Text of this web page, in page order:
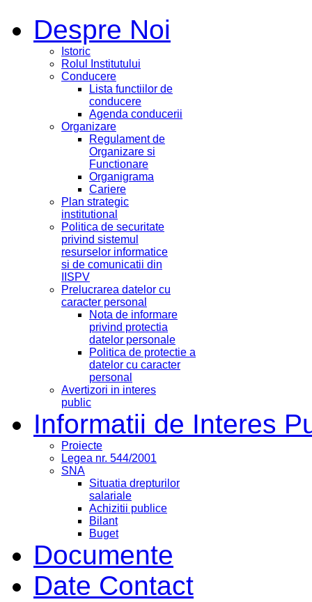
Despre Noi
Istoric
Rolul Institutului
Conducere
Lista functiilor de
conducere
Agenda conducerii
Organizare
Regulament de
Organizare si
Functionare
Organigrama
Cariere
Plan strategic
institutional
Politica de securitate
privind sistemul
resurselor informatice
si de comunicatii din
IISPV
Prelucrarea datelor cu
caracter personal
Nota de informare
privind protectia
datelor personale
Politica de protectie a
datelor cu caracter
personal
Avertizori in interes
public
Informatii de Interes
Proiecte
Legea nr. 544/2001
SNA
Situatia drepturilor
salariale
Achizitii publice
Bilant
Buget
Documente
Date Contact